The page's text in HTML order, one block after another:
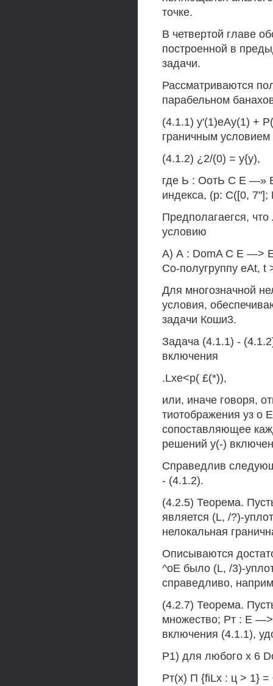
точке.
В четвертой главе
построенной в
задачи.
Рассматриваются
парабельном
(4.1.1) у'(1)еАу(1) +
граничным
(4.1.2) ¿2/(0) = у{у),
где Ь : ОотЬ С Е —»
индекса, (р: С([0,
Предполагаегся,
условию
А) А : DomA С Е —>
Co-полугруппу eAt, t
Для многозначной
условия,
задачи Коши3.
Задача (4.1.1) -
включения
.Lxe<p( £(*)),
или, иначе говоря,
тиотображения уз о
сопоставляющее
решений у(-)
Справедлив
- (4.1.2).
(4.2.5) Теорема.
является (L, /?)-
нелокальная
Описываются
^оЕ было (L, /3)-
справедливо,
(4.2.7) Теорема.
множество; Рт : Е —>
включения (4.1.1),
Р1) для любого х 6
Рт(х) П {fiLx : ц > 1} =